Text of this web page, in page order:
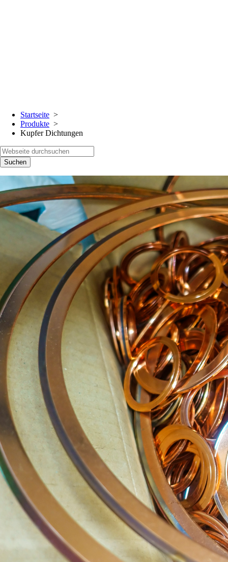
Startseite
Produkte
Kupfer Dichtungen
Suchen